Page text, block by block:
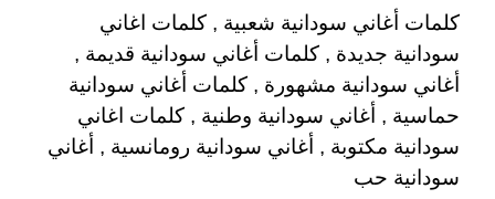
كلمات أغاني سودانية شعبية , كلمات اغاني
سودانية جديدة , كلمات أغاني سودانية قديمة ,
أغاني سودانية مشهورة , كلمات أغاني سودانية
حماسية , أغاني سودانية وطنية , كلمات اغاني
سودانية مكتوبة , أغاني سودانية رومانسية , أغاني
سودانية حب